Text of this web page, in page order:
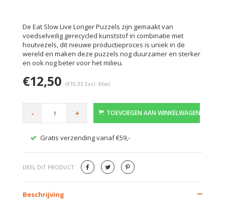
De Eat Slow Live Longer Puzzels zijn gemaakt van
voedselveilig gerecycled kunststof in combinatie met
houtvezels, dit nieuwe productieproces is uniek in de
wereld en maken deze puzzels nog duurzamer en sterker
en ook nog beter voor het milieu.
€12,50 (€10,33 Excl. btw)
- + TOEVOEGEN AAN WINKELWAGEN
Gratis verzending vanaf €59,-
DEEL DIT PRODUCT
Beschrijving